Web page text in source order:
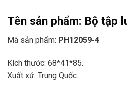
Tên sản phẩm: Bộ tập
Mã sản phẩm: PH12059-4
Kích thước: 68*41*85.
Xuất xứ: Trung Quốc.